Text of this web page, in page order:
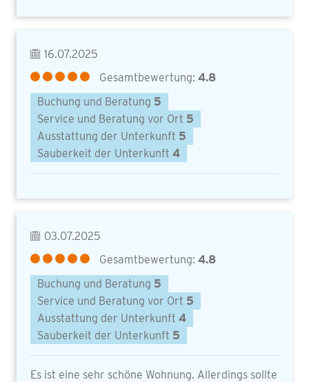
16.07.2025
Gesamtbewertung: 4.8
Buchung und Beratung 5
Service und Beratung vor Ort 5
Ausstattung der Unterkunft 5
Sauberkeit der Unterkunft 4
03.07.2025
Gesamtbewertung: 4.8
Buchung und Beratung 5
Service und Beratung vor Ort 5
Ausstattung der Unterkunft 4
Sauberkeit der Unterkunft 5
Es ist eine sehr schöne Wohnung. Allerdings sollte